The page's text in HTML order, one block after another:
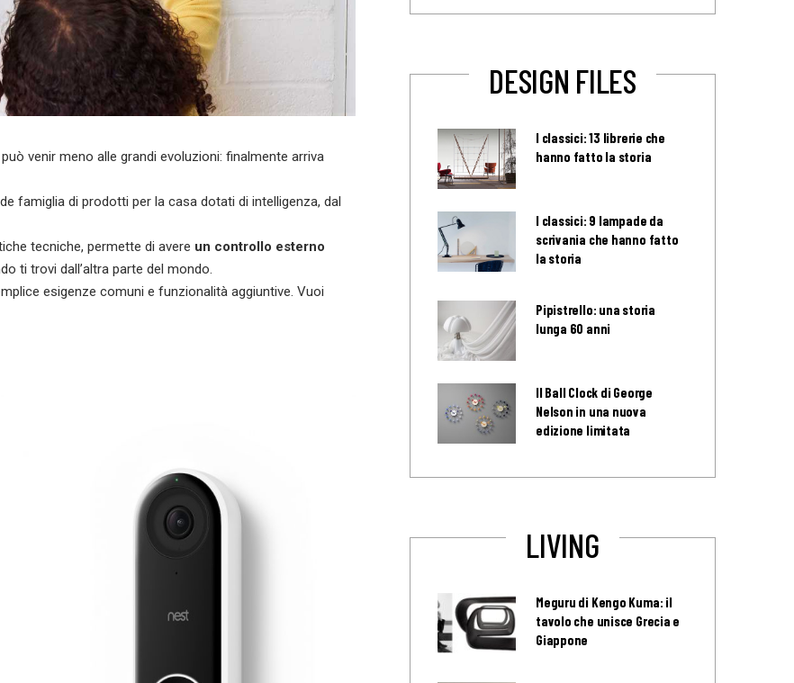
può venir meno alle grandi evoluzioni: finalmente arriva
famiglia di prodotti per la casa dotati di intelligenza, dal
tecniche, permette di avere un controllo esterno
ti trovi dall’altra parte del mondo.
esigenze comuni e funzionalità aggiuntive. Vuoi
DESIGN FILES
I classici: 13 librerie che
hanno fatto la storia
I classici: 9 lampade da
scrivania che hanno fatto
la storia
Pipistrello: una storia
lunga 60 anni
Il Ball Clock di George
Nelson in una nuova
edizione limitata
LIVING
Meguru di Kengo Kuma: il
tavolo che unisce Grecia e
Giappone